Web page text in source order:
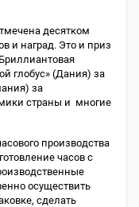
десятком
и наград. Это и приз
глобус» (Дания) за
за
страны и многие
производства
часов с
осуществить
сделать